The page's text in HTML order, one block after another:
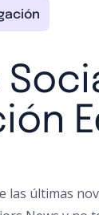
las últimas